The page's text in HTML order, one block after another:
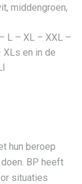
middengroen,
L – XL – XXL –
en in de
hun beroep
BP heeft
situaties